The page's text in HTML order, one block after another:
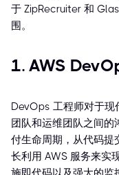
于 ZipRecruiter 和
围。
1. AWS
DevOps 工程师对于现
团队和运维团队之间的
付生命周期，从代码提
长利用 AWS 服务来实